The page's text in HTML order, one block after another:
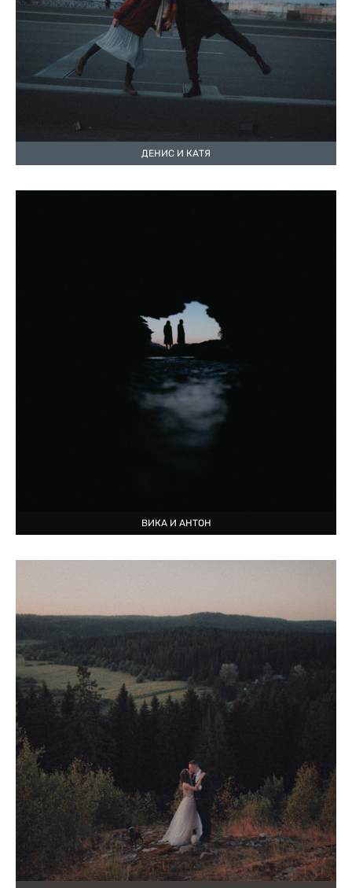
ДЕНИС И КАТЯ
ВИКА И АНТОН